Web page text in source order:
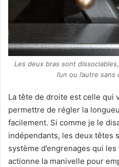
Les deux bras sont
l’un ou l’autre
La tête de droite est celle qui
permettre de régler la
facilement. Si comme je le
indépendants, les deux têtes
système d’engrenages qui
actionne la manivelle pour